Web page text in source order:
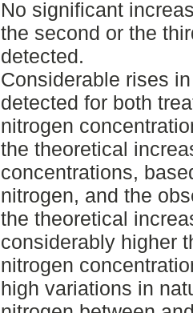
No significant
the second or the
detected.
Considerable rises
detected for both
nitrogen
the theoretical
concentrations,
nitrogen, and the
the theoretical
considerably higher
nitrogen
high variations in